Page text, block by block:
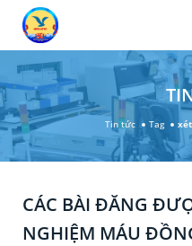
Tin tức Tag
CÁC BÀI ĐĂNG
NGHIỆM MÁU